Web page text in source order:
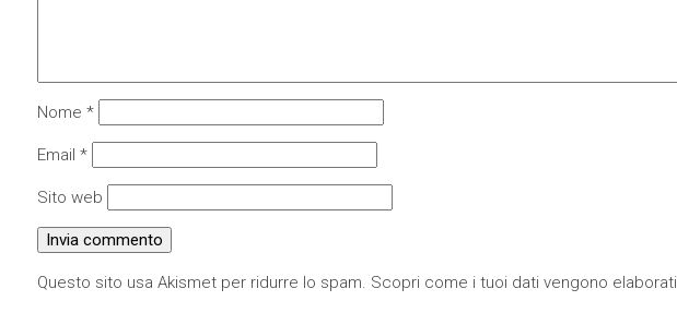
Nome *
Email *
Sito web
Questo sito usa Akismet per ridurre lo spam. Scopri come i tuoi dati vengono elaborati